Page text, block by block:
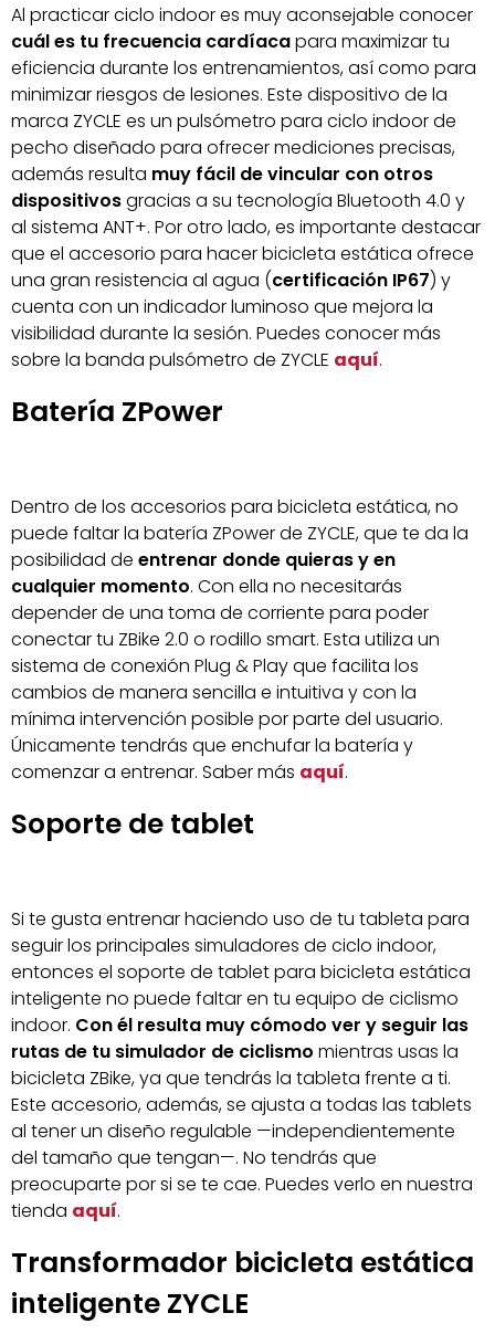
Al practicar ciclo indoor es muy aconsejable conocer
cuál es tu frecuencia cardíacapara maximizar tu
eficiencia durante los entrenamientos, así como para
minimizar riesgos de lesiones. Este dispositivo de la
marca ZYCLE es un pulsómetro para ciclo indoor de
pecho diseñado para ofrecer mediciones precisas,
además resulta muy fácil de vincular con otros
dispositivosgracias a su tecnología Bluetooth 4.0 y
al sistema ANT+. Por otro lado, es importante destacar
que el accesorio para hacer bicicleta estática ofrece
una gran resistencia al agua (certificación IP67) y
cuenta con un indicador luminoso que mejora la
visibilidad durante la sesión. Puedes conocer más
sobre la banda pulsómetro de ZYCLE aquí.
Batería ZPower
Dentro de los accesorios para bicicleta estática, no
puede faltar la batería ZPower de ZYCLE, que te da la
posibilidad de entrenar donde quieras y en
cualquier momento. Con ella no necesitarás
depender de una toma de corriente para poder
conectar tu ZBike 2.0 o rodillo smart. Esta utiliza un
sistema de conexión Plug & Play que facilita los
cambios de manera sencilla e intuitiva y con la
mínima intervención posible por parte del usuario.
Únicamente tendrás que enchufar la batería y
comenzar a entrenar. Saber más aquí.
Soporte de tablet
Si te gusta entrenar haciendo uso de tu tableta para
seguir los principales simuladores de ciclo indoor,
entonces el soporte de tablet para bicicleta estática
inteligente no puede faltar en tu equipo de ciclismo
indoor. Con él resulta muy cómodo ver y seguir las
rutas de tu simulador de ciclismo mientras usas la
bicicleta ZBike, ya que tendrás la tableta frente a ti.
Este accesorio, además, se ajusta a todas las tablets
al tener un diseño regulable —independientemente
del tamaño que tengan—. No tendrás que
preocuparte por si se te cae. Puedes verlo en nuestra
tienda aquí.
Transformador bicicleta estática
inteligente ZYCLE